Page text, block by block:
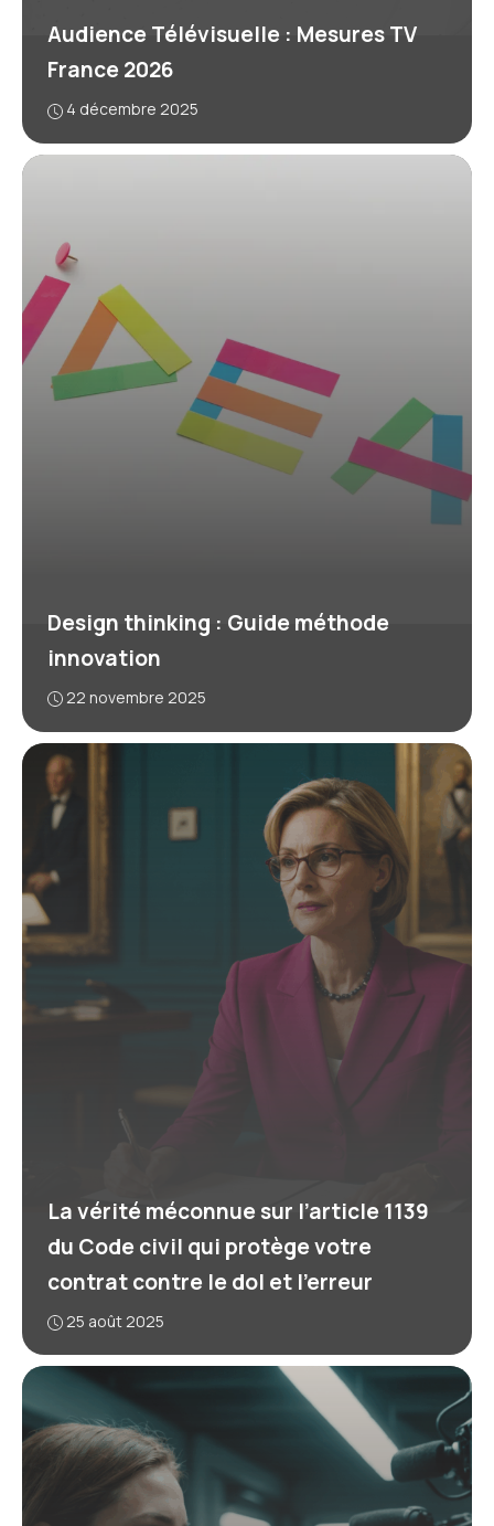
Audience Télévisuelle : Mesures TV
France 2026
4 décembre 2025
Design thinking : Guide méthode
innovation
22 novembre 2025
La vérité méconnue sur l’article 1139
du Code civil qui protège votre
contrat contre le dol et l’erreur
25 août 2025